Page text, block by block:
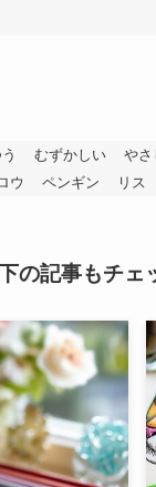
むずかしい やさ
ウ ペンギン リス
の記事もチェ